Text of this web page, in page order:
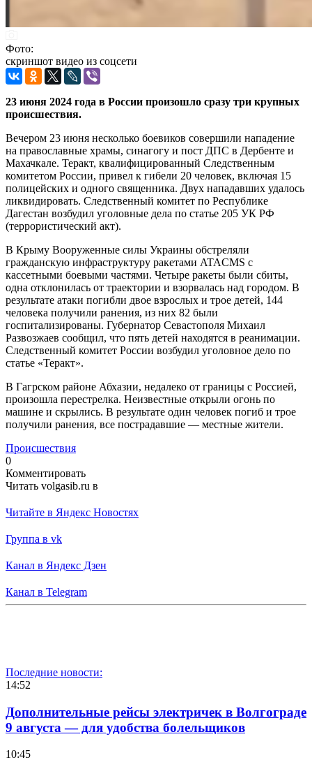
Фото:
скриншот видео из соцсети
23 июня 2024 года в России произошло сразу три крупных
происшествия.
Вечером 23 июня несколько боевиков совершили нападение
на православные храмы, синагогу и пост ДПС в Дербенте и
Махачкале. Теракт, квалифицированный Следственным
комитетом России, привел к гибели 20 человек, включая 15
полицейских и одного священника. Двух нападавших удалось
ликвидировать. Следственный комитет по Республике
Дагестан возбудил уголовные дела по статье 205 УК РФ
(террористический акт).
В Крыму Вооруженные силы Украины обстреляли
гражданскую инфраструктуру ракетами ATACMS с
кассетными боевыми частями. Четыре ракеты были сбиты,
одна отклонилась от траектории и взорвалась над городом. В
результате атаки погибли двое взрослых и трое детей, 144
человека получили ранения, из них 82 были
госпитализированы. Губернатор Севастополя Михаил
Развозжаев сообщил, что пять детей находятся в реанимации.
Следственный комитет России возбудил уголовное дело по
статье «Теракт».
В Гагрском районе Абхазии, недалеко от границы с Россией,
произошла перестрелка. Неизвестные открыли огонь по
машине и скрылись. В результате один человек погиб и трое
получили ранения, все пострадавшие — местные жители.
Происшествия
0
Комментировать
Читать volgasib.ru в
Читайте в Яндекс Новостях
Группа в vk
Канал в Яндекс Дзен
Канал в Telegram
Последние новости:
14:52
Дополнительные рейсы электричек в Волгограде
9 августа — для удобства болельщиков
10:45